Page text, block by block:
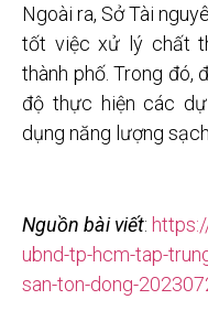
Ngoài ra, Sở Tài
tốt việc xử lý chất
thành phố. Trong đó,
độ thực hiện các
dụng năng lượng
Nguồn bài viết:
ubnd-tp-hcm-tap-
san-ton-dong-